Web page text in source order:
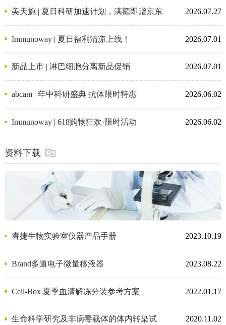
美天旎 | 夏日科研加速计划，满额即赠京东
卡
2026.07.27
Immunoway | 夏日福利清凉上线！ 2026.07.01
新品上市 | 淋巴细胞分离新品促销 2026.07.01
abcam | 年中科研盛典 抗体限时特惠 2026.06.02
Immunoway | 618购物狂欢·限时活动 2026.06.02
资料下载
睿捷生物实验室仪器产品手册 2023.10.19
Brand多道电子微量移液器 2023.08.22
Cell-Box 夏季血清解冻分装参考方案 2022.01.17
生命科学研究及非病毒载体的体内转染试 2020.11.02